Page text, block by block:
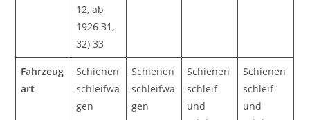
12, ab
1926 31,
32) 33
Fahrzeug
art
Schienen
schleifwa
gen
Schienen
schleifwa
gen
Schienen
schleif-
und
Schienen
schleif-
und